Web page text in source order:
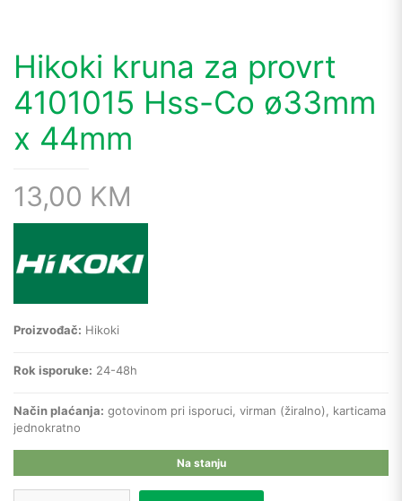
Hikoki kruna za provrt
4101015 Hss-Co ø33mm
x 44mm
13,00 KM
Proizvođač: Hikoki
Rok isporuke: 24-48h
Način plaćanja: gotovinom pri isporuci, virman (žiralno), karticama
jednokratno
Na stanju